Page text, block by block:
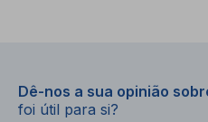
Dê-nos a sua opinião
foi útil para si?